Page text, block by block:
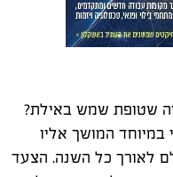
שטופת שמש באילת?
המושך אליו
לאורך כל השנה. הצעד